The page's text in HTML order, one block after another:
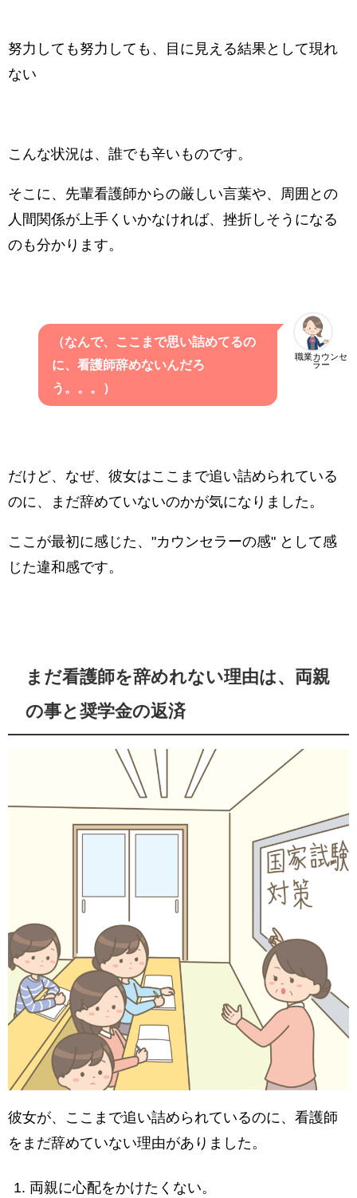
努力しても努力しても、目に見える結果として現れ
ない
こんな状況は、誰でも辛いものです。
そこに、先輩看護師からの厳しい言葉や、周囲との
人間関係が上手くいかなければ、挫折しそうになる
のも分かります。
職業カウンセ
ラー
（なんで、ここまで思い詰めてるの
に、看護師辞めないんだろ
う。。。）
だけど、なぜ、彼女はここまで追い詰められている
のに、まだ辞めていないのかが気になりました。
ここが最初に感じた、"カウンセラーの感" として感
じた違和感です。
まだ看護師を辞めれない理由は、両親
の事と奨学金の返済
彼女が、ここまで追い詰められているのに、看護師
をまだ辞めていない理由がありました。
両親に心配をかけたくない。